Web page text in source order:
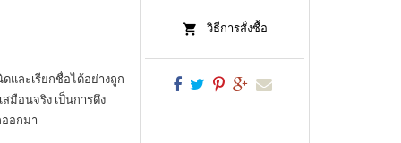
และเรียกชื่อได้อย่างถูก
มือนจริง เป็นการดึง
อกมา
วิธีการสั่งซื้อ